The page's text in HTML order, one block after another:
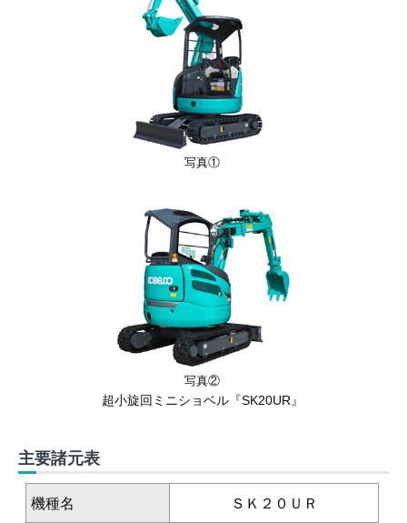
写真①
写真②
超小旋回ミニショベル『SK20UR』
主要諸元表
機種名 ＳＫ２０ＵＲ